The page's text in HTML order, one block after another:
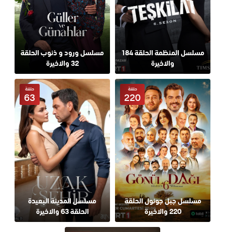
مسلسل المنظمة الحلقة 184
والاخيرة
مسلسل ورود و ذنوب الحلقة
32 والاخيرة
مسلسل جبل جونول الحلقة
220 والاخيرة
حلقة
220
مسلسل المدينة البعيدة
الحلقة 63 والاخيرة
حلقة
63